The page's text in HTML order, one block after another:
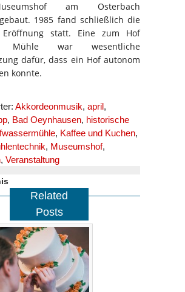
am Osterbach
1985 fand schließlich die
Eröffnung statt. Eine zum Hof
Mühle war wesentliche
dafür, dass ein Hof autonom
konnte.
Akkordeonmusik, april,
, Bad Oeynhausen, historische
, Kaffee und Kuchen,
, Museumshof,
, Veranstaltung
Related
Posts